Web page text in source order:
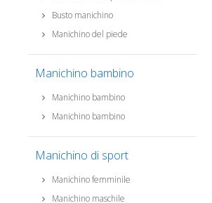
Busto manichino
Manichino del piede
Manichino bambino
Manichino bambino
Manichino bambino
Manichino di sport
Manichino femminile
Manichino maschile